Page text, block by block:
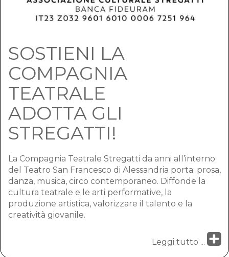
SOSTIENI LA
COMPAGNIA
TEATRALE
ADOTTA GLI
STREGATTI!
La Compagnia Teatrale Stregatti da anni all’interno
del Teatro San Francesco di Alessandria porta: prosa,
danza, musica, circo contemporaneo. Diffonde la
cultura teatrale e le arti performative, la
produzione artistica, valorizzare il talento e la
creatività giovanile.
Leggi tutto ...